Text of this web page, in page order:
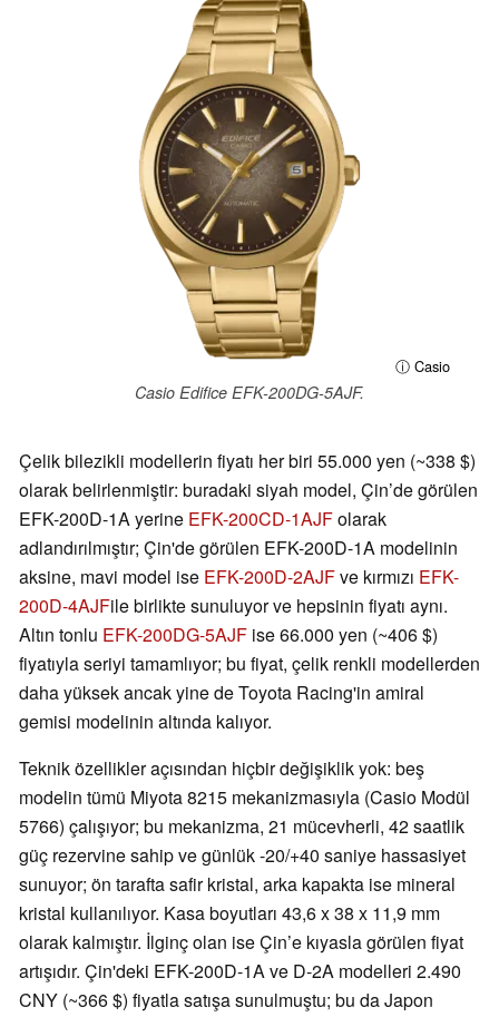
ⓘ Casio
Casio Edifice EFK-200DG-5AJF.
Çelik bilezikli modellerin fiyatı her biri 55.000 yen (~338 $)
olarak belirlenmiştir: buradaki siyah model, Çin’de görülen
EFK-200D-1A yerine EFK-200CD-1AJFolarak
adlandırılmıştır; Çin'de görülen EFK-200D-1A modelinin
aksine, mavi model ise EFK-200D-2AJFve kırmızı EFK-
200D-4AJFile birlikte sunuluyor ve hepsinin fiyatı aynı.
Altın tonlu EFK-200DG-5AJF ise 66.000 yen (~406 $)
fiyatıyla seriyi tamamlıyor; bu fiyat, çelik renkli modellerden
daha yüksek ancak yine de Toyota Racing'in amiral
gemisi modelinin altında kalıyor.
Teknik özellikler açısından hiçbir değişiklik yok: beş
modelin tümü Miyota 8215 mekanizmasıyla (Casio Modül
5766) çalışıyor; bu mekanizma, 21 mücevherli, 42 saatlik
güç rezervine sahip ve günlük -20/+40 saniye hassasiyet
sunuyor; ön tarafta safir kristal, arka kapakta ise mineral
kristal kullanılıyor. Kasa boyutları 43,6 x 38 x 11,9 mm
olarak kalmıştır. İlginç olan ise Çin’e kıyasla görülen fiyat
artışıdır. Çin'deki EFK-200D-1A ve D-2A modelleri 2.490
CNY (~366 $) fiyatla satışa sunulmuştu; bu da Japon